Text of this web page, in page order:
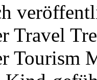
Travel
Tourism